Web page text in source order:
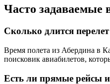
Часто
Сколько длится
Время полета из Абердина в
поисковик авиабилетов,
Есть ли прямые рейсы